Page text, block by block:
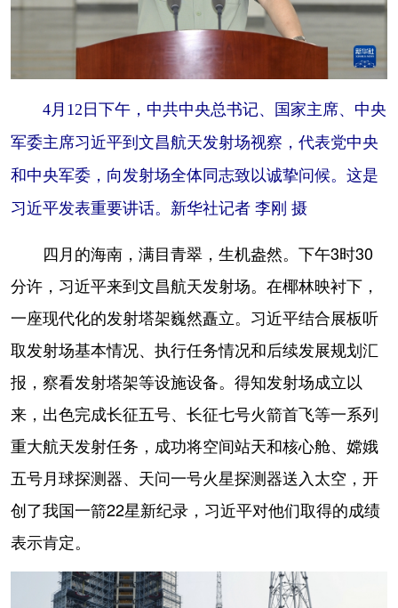
Русский язык 日本語 한국어
Deutsch Português
4月12日下午，中共中央总书记、国家主席、中央
军委主席习近平到文昌航天发射场视察，代表党中央
和中央军委，向发射场全体同志致以诚挚问候。这是
习近平发表重要讲话。新华社记者 李刚 摄
四月的海南，满目青翠，生机盎然。下午3时30
分许，习近平来到文昌航天发射场。在椰林映衬下，
一座现代化的发射塔架巍然矗立。习近平结合展板听
取发射场基本情况、执行任务情况和后续发展规划汇
报，察看发射塔架等设施设备。得知发射场成立以
来，出色完成长征五号、长征七号火箭首飞等一系列
重大航天发射任务，成功将空间站天和核心舱、嫦娥
五号月球探测器、天问一号火星探测器送入太空，开
创了我国一箭22星新纪录，习近平对他们取得的成绩
表示肯定。